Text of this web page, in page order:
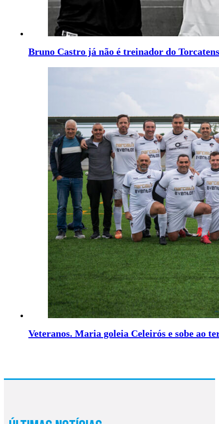
Bruno Castro já não é treinador do
Veteranos. Maria goleia Celeirós e sobe ao